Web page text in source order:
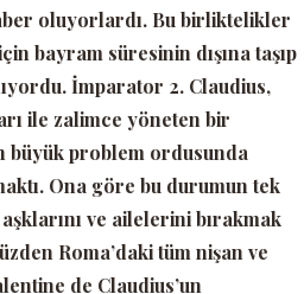
oluyorlardı. Bu birliktelikler
bayram süresinin dışına taşıp
İmparator 2. Claudius,
ile zalimce yöneten bir
büyük problem ordusunda
Ona göre bu durumun tek
ve ailelerini bırakmak
Roma’daki tüm nişan ve
de Claudius’un